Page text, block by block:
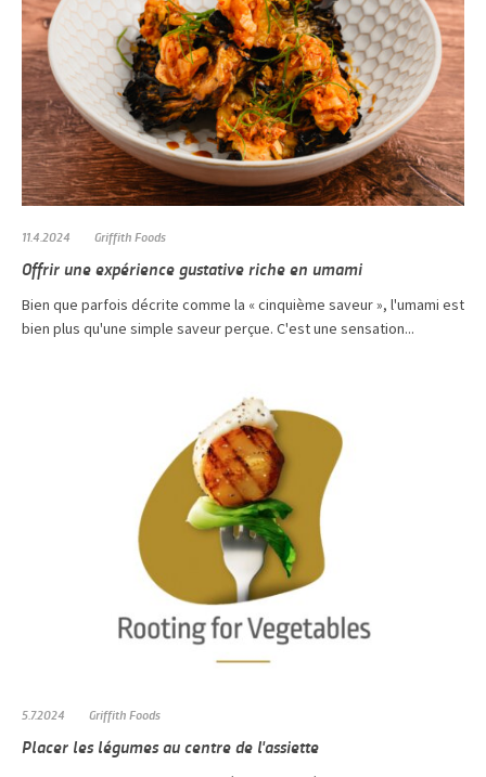
11.4.2024 Griffith Foods
Offrir une expérience gustative riche en umami
Bien que parfois décrite comme la « cinquième saveur », l'umami est
bien plus qu'une simple saveur perçue. C'est une sensation...
5.7.2024 Griffith Foods
Placer les légumes au centre de l'assiette